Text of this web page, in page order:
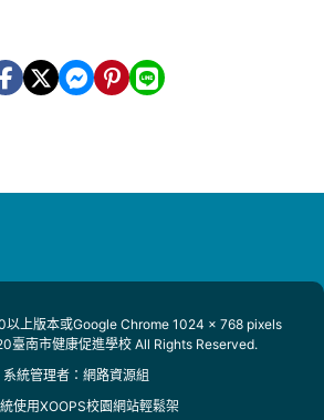
以上版本或Google Chrome 1024 x 768 pixels
臺南市健康促進學校 All Rights Reserved.
系統管理者： 網路資源組
使用XOOPS校園網站輕鬆架